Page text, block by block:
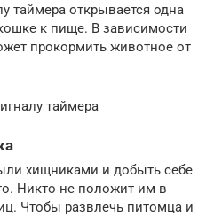
таймера открывается одна
к пище. В зависимости
прокормить животное от
таймера
хищниками и добыть себе
Никто не положит им в
Чтобы развлечь питомца и